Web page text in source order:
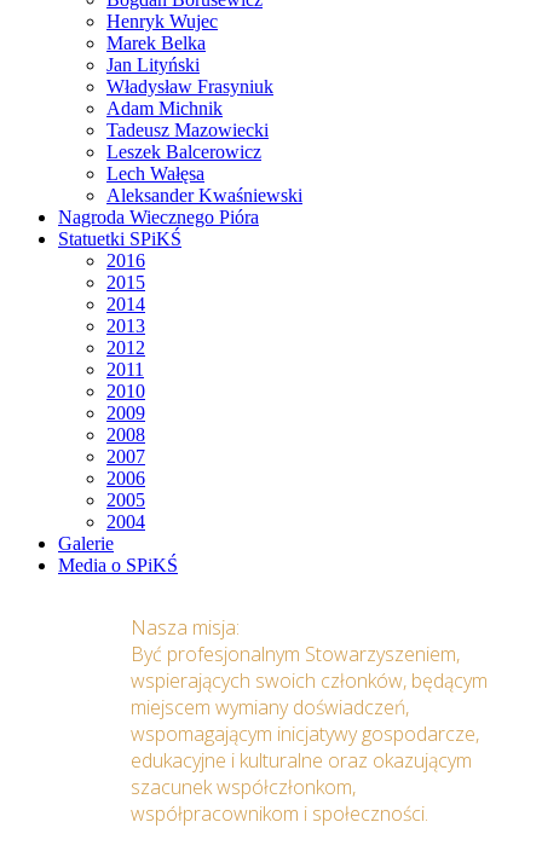
Henryk Wujec
Marek Belka
Jan Lityński
Władysław Frasyniuk
Adam Michnik
Tadeusz Mazowiecki
Leszek Balcerowicz
Lech Wałęsa
Aleksander Kwaśniewski
Nagroda Wiecznego Pióra
Statuetki SPiKŚ
2016
2015
2014
2013
2012
2011
2010
2009
2008
2007
2006
2005
2004
Galerie
Media o SPiKŚ
Nasza misja:
Być profesjonalnym Stowarzyszeniem,
wspierających swoich członków, będącym
miejscem wymiany doświadczeń,
wspomagającym inicjatywy gospodarcze,
edukacyjne i kulturalne oraz okazującym
szacunek współczłonkom,
współpracownikom i społeczności.